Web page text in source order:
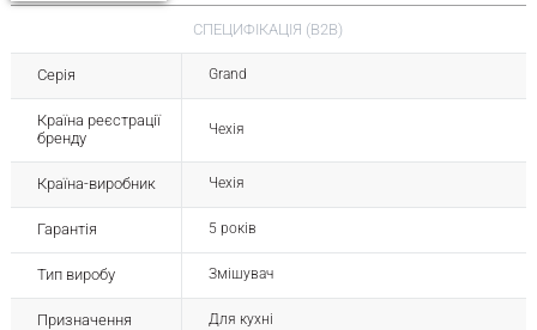
СПЕЦИФІКАЦІЯ (B2B)
Серія Grand
Країна реєстрації
бренду
Чехія
Країна-виробник Чехія
Гарантія 5 років
Тип виробу Змішувач
Призначення Для кухні